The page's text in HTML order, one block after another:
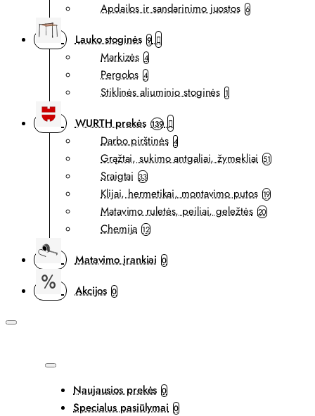
Apdailos ir sandarinimo juostos 6
Lauko stoginės 9
Markizės 4
Pergolos 4
Stiklinės aliuminio stoginės 1
WURTH prekės 139
Darbo pirštinės 4
Grąžtai, sukimo antgaliai, žymekliai 51
Sraigtai 33
Klijai, hermetikai, montavimo putos 19
Matavimo ruletės, peiliai, geležtės 20
Chemija 12
Matavimo įrankiai 0
Akcijos 0
Naujausios prekės 0
Specialus pasiūlymai 0